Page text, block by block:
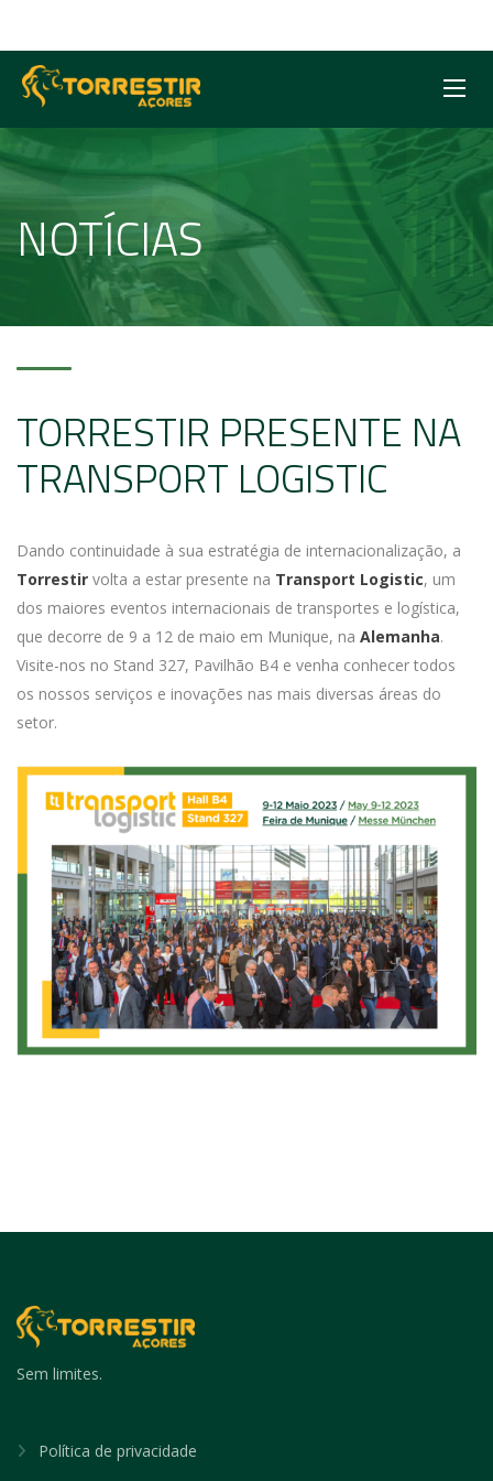
NOTÍCIAS
TORRESTIR PRESENTE NA
TRANSPORT LOGISTIC
Dando continuidade à sua estratégia de internacionalização, a
Torrestir volta a estar presente na Transport Logistic, um
dos maiores eventos internacionais de transportes e logística,
que decorre de 9 a 12 de maio em Munique, na Alemanha.
Visite-nos no Stand 327, Pavilhão B4 e venha conhecer todos
os nossos serviços e inovações nas mais diversas áreas do
setor.
Sem limites.
Política de privacidade